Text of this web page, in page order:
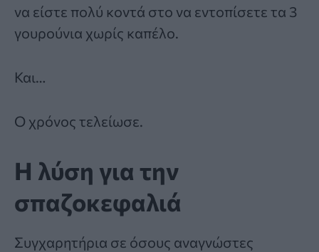
να είστε πολύ κοντά στο να εντοπίσετε τα 3
γουρούνια χωρίς καπέλο.
Και…
Ο χρόνος τελείωσε.
Η λύση για την
σπαζοκεφαλιά
Συγχαρητήρια σε όσους αναγνώστες